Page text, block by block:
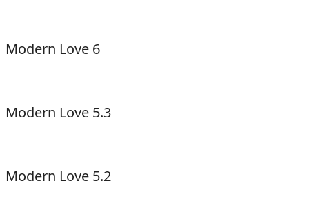
Modern Love 6
Modern Love 5.3
Modern Love 5.2